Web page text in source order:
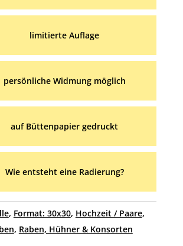
limitierte Auflage
persönliche Widmung möglich
auf Büttenpapier gedruckt
Wie entsteht eine Radierung?
, Format: 30x30, Hochzeit / Paare,
, Raben, Hühner & Konsorten